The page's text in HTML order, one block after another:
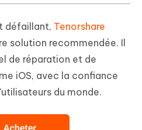
défaillant, Tenorshare
solution recommendée. Il
de réparation et de
iOS, avec la confiance
du monde.